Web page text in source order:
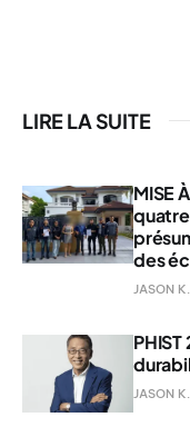
LIRE LA SUITE
MISE
des
JASON K.
JASON K.